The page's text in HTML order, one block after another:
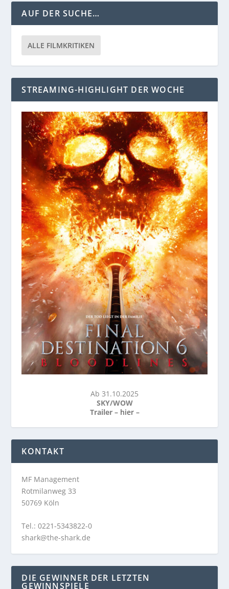
AUF DER SUCHE…
ALLE FILMKRITIKEN
STREAMING-HIGHLIGHT DER WOCHE
Ab 31.10.2025
SKY/WOW
Trailer – hier –
KONTAKT
MF Management
Rotmilanweg 33
50769 Köln
Tel.: 0221-5343822-0
shark@the-shark.de
DIE GEWINNER DER LETZTEN
GEWINNSPIELE